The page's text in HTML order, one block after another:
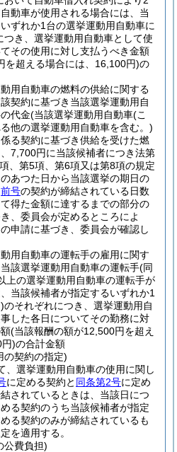
動車が使用される場合には、当
ずれか1台の選挙運動用自動車に
つき、選挙運動用自動車として使
その使用に対し支払うべき金額
を超える場合には、16,100円)の
用自動車の燃料の供給に関する
契約に基づき当該選挙運動用自
代金(当該選挙運動用自動車(こ
他の選挙運動用自動車を含む。)
る契約に基づき供給を受けた燃
7,700円に当該候補者につき法第
、第5項、第6項又は第8項の規定
あつた日から当該選挙の期日の
前号の契約が締結されている日数
得た金額に達するまでの部分の
、委員会が定めるところによ
申請に基づき、委員会が確認し
用自動車の運転手の雇用に関す
該選挙運動用自動車の運転手(同
上の選挙運動用自動車の運転手が
当該候補者が指定するいずれか1
のそれぞれにつき、選挙運動用自
した各日についてその勤務に対
(当該報酬の額が12,500円を超え
)の合計金額
の契約の指定)
、選挙運動用自動車の使用に関し
に定める契約と 同条第2号に定め
されているときは、当該日につ
る契約のうち当該候補者が指定
る契約のみが締結されているも
を適用する。
公費負担)